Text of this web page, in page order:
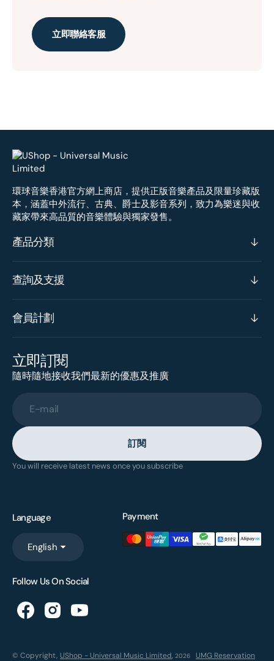
立即聯絡客服
環球音樂香港官方網上商店，提供正版音樂產品及限量珍藏版
本，涵蓋中外流行、古典、爵士及影音系列，致力為樂迷與收
藏家帶來高品質的音樂體驗與獨家發售。
產品分類
查詢及支援
會員計劃
立即訂閱
隨時隨地接收我們最新的優惠及推廣
E-mail
訂閱
You will receive latest news once you subscribe
Language
English
Payment
Follow Us On Social
© Copyright, UShop - Universal Music Limited, 2026 UMG Reservation